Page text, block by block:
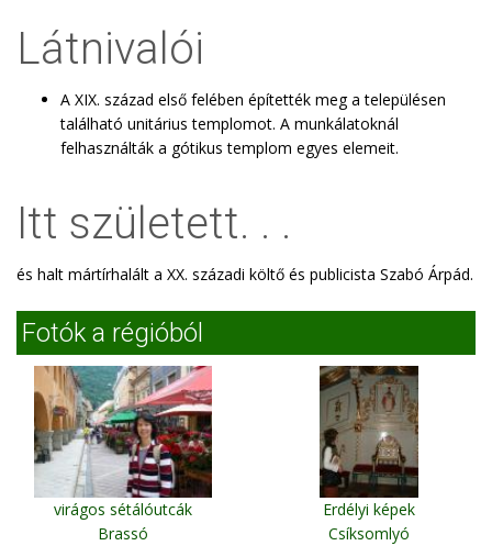
Látnivalói
A XIX. század első felében építették meg a településen
található unitárius templomot. A munkálatoknál
felhasználták a gótikus templom egyes elemeit.
Itt született. . .
és halt mártírhalált a XX. századi költő és publicista Szabó Árpád.
Fotók a régióból
virágos sétálóutcák
Brassó
Erdélyi képek
Csíksomlyó